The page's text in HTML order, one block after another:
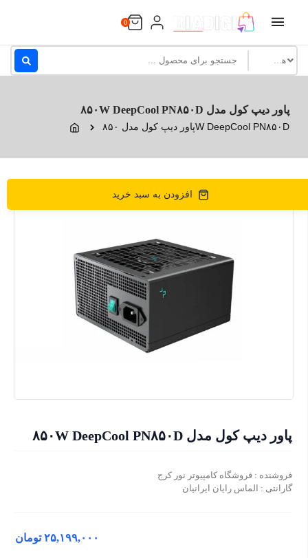
0
پاور دیپ کول مدل ۸۵۰W DeepCool PN۸۵۰D
پاور دیپ کول مدل ۸۵۰W DeepCool PN۸۵۰D
پاور دیپ کول مدل ۸۵۰W DeepCool PN۸۵۰D
فروشنده : فروشگاه کامپیوتر نور کرج
گارانتی : الماس رایان ایرانیان
۲۵,۱۹۹,۰۰۰ تومان
افزودن به سبد خرید